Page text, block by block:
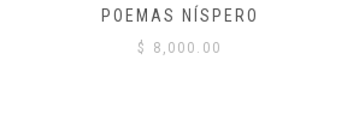
POEMAS NÍSPERO
$ 8,000.00